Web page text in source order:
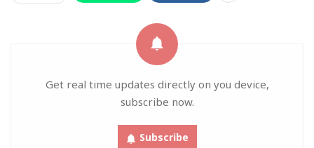
Get real time updates directly on you device,
subscribe now.
Subscribe